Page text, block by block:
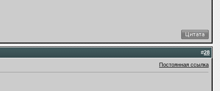
#28
Постоянная ссылка